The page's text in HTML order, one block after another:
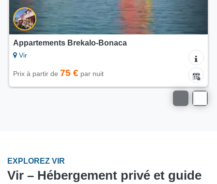
5/5
Appartements Dalija Vir
Vir
Prix à partir de 75 € par nuit
EXPLOREZ VIR
Vir – Hébergement privé et guide